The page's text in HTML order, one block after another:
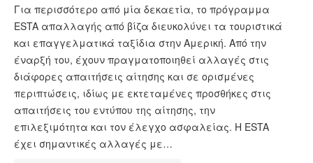
ESTA Κατάσταση
ESTA άρθρα
Για περισσότερο από μία δεκαετία, το πρόγραμμα
ESTA απαλλαγής από βίζα διευκολύνει τα τουριστικά
και επαγγελματικά ταξίδια στην Αμερική. Από την
έναρξή του, έχουν πραγματοποιηθεί αλλαγές στις
διάφορες απαιτήσεις αίτησης και σε ορισμένες
περιπτώσεις, ιδίως με εκτεταμένες προσθήκες στις
απαιτήσεις του εντύπου της αίτησης, την
επιλεξιμότητα και τον έλεγχο ασφαλείας. Η ESTA
έχει σημαντικές αλλαγές με…